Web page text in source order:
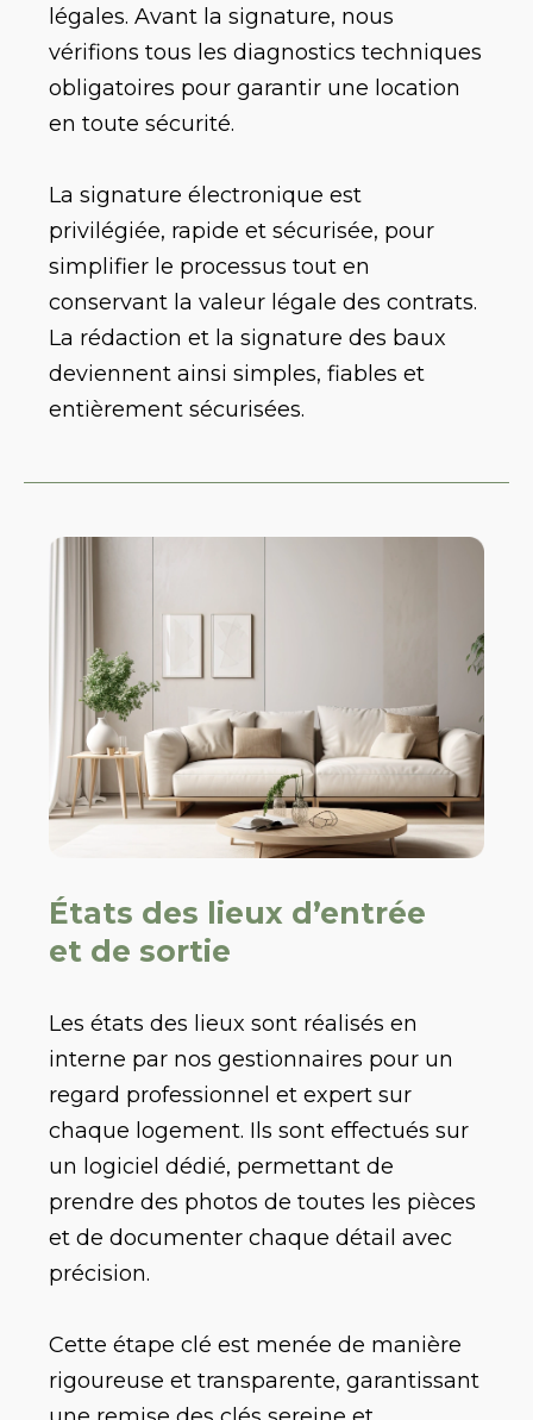
légales. Avant la signature, nous
vérifions tous les diagnostics techniques
obligatoires pour garantir une location
en toute sécurité.
La signature électronique est
privilégiée, rapide et sécurisée, pour
simplifier le processus tout en
conservant la valeur légale des contrats.
La rédaction et la signature des baux
deviennent ainsi simples, fiables et
entièrement sécurisées.
États des lieux d’entrée
et de sortie
Les états des lieux sont réalisés en
interne par nos gestionnaires pour un
regard professionnel et expert sur
chaque logement. Ils sont effectués sur
un logiciel dédié, permettant de
prendre des photos de toutes les pièces
et de documenter chaque détail avec
précision.
Cette étape clé est menée de manière
rigoureuse et transparente, garantissant